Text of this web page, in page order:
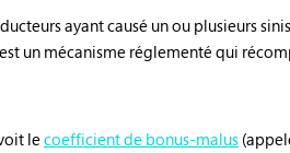
ayant causé un ou plusieurs
un mécanisme réglementé qui
lecoefficient de bonus-malus